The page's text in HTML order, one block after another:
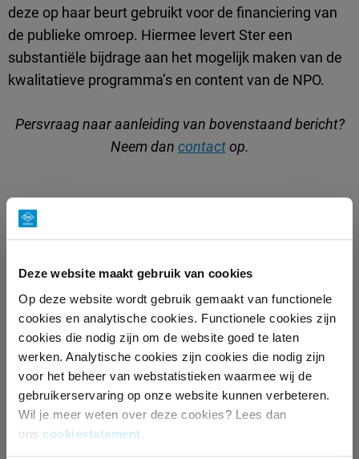
Deze website maakt gebruik van cookies
Op deze website wordt gebruik gemaakt van functionele
cookies en analytische cookies. Functionele cookies zijn
cookies die nodig zijn om de website goed te laten
werken. Analytische cookies zijn cookies die nodig zijn
voor het beheer van webstatistieken waarmee wij de
gebruikerservaring op onze website kunnen verbeteren.
Wil je meer weten over deze cookies? Lees dan
ons cookiestatement.
deze op haar beurt gebruikt voor de financiering van
de publieke omroep. Hiermee levert Ster een
substantiële bijdrage aan het mogelijk maken van de
kwalitatieve programma’s en content van de NPO.
Persvraag naar aanleiding van bovenstaand bericht?
Neem dan contactop.
MEER WETEN?
REMCO VERWEIJ
accountmanager
+31 35 672 55 91
remco.verweij@ster.nl
Kom in contact